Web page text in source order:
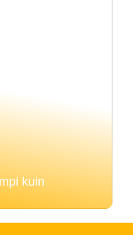
kuin